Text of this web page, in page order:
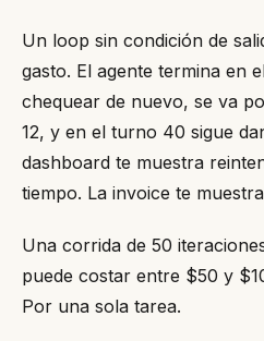
Un loop sin condición de
gasto. El agente termina en
chequear de nuevo, se va
12, y en el turno 40 sigue
dashboard te muestra
tiempo. La invoice te
Una corrida de 50
puede costar entre $50 y
Por una sola tarea.